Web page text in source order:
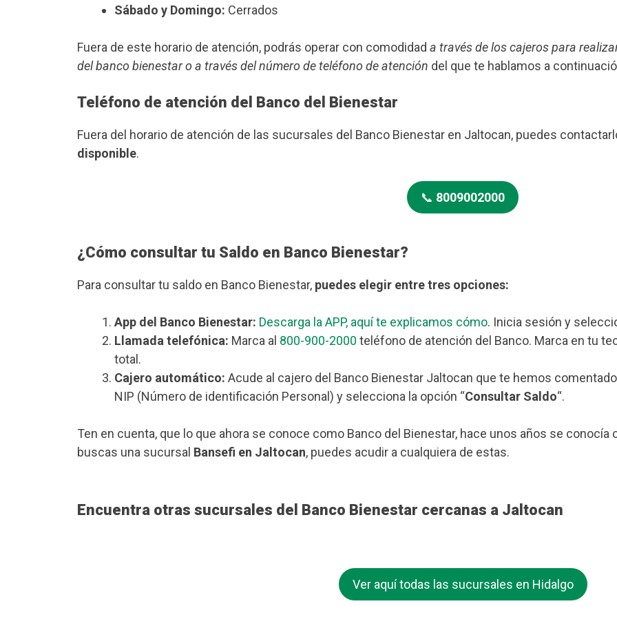
Sábado y Domingo: Cerrados
Fuera de este horario de atención, podrás operar con comodidad a través de los cajeros para
del banco bienestar o a través del número de teléfono de atención del que te hablamos a
Teléfono de atención del Banco del Bienestar
Fuera del horario de atención de las sucursales del Banco Bienestar en Jaltocan, puedes
disponible.
📞 8009002000
¿Cómo consultar tu Saldo en Banco Bienestar?
Para consultar tu saldo en Banco Bienestar, puedes elegir entre tres opciones:
App del Banco Bienestar: Descarga la APP, aquí te explicamos cómo. Inicia sesión y
Llamada telefónica: Marca al 800-900-2000 teléfono de atención del Banco. Marca en tu
total.
Cajero automático: Acude al cajero del Banco Bienestar Jaltocan que te hemos
NIP (Número de identificación Personal) y selecciona la opción “Consultar Saldo“.
Ten en cuenta, que lo que ahora se conoce como Banco del Bienestar, hace unos años se
buscas una sucursal Bansefi en Jaltocan, puedes acudir a cualquiera de estas.
Encuentra otras sucursales del Banco Bienestar cercanas a Jaltocan
Ver aquí todas las sucursales en Hidalgo